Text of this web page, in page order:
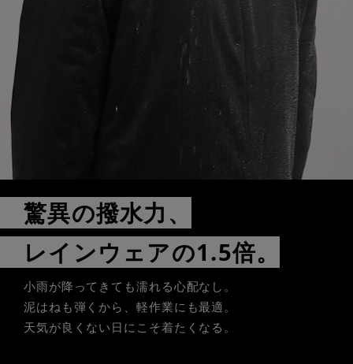
驚異の撥水力、
レインウェアの1.5倍。
小雨が降ってきても濡れる心配なし。
泥はねも弾くから、軽作業にも最適。
天気が良くない日にこそ着たくなる。